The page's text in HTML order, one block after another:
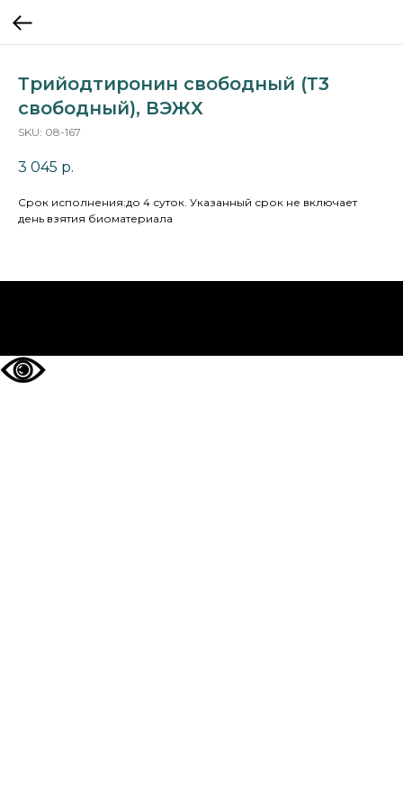
Трийодтиронин свободный (Т3
свободный), ВЭЖХ
SKU: 08-167
3 045 р.
Cрок исполнения:до 4 суток. Указанный срок не включает
день взятия биоматериала